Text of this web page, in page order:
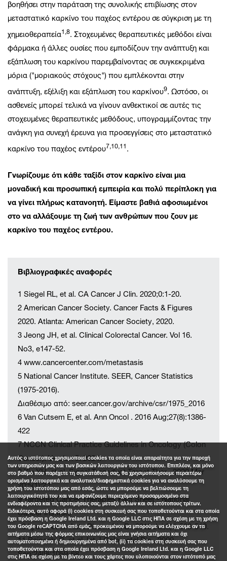
βοηθήσει στην παράταση της συνολικής επιβίωσης στον
μεταστατικό καρκίνο του παχέος εντέρου σε σύγκριση με τη
χημειοθεραπεία1,8. Στοχευμένες θεραπευτικές μεθόδοι είναι
φάρμακα ή άλλες ουσίες που εμποδίζουν την ανάπτυξη και
εξάπλωση του καρκίνου παρεμβαίνοντας σε συγκεκριμένα
μόρια ("μοριακούς στόχους") που εμπλέκονται στην
ανάπτυξη, εξέλιξη και εξάπλωση του καρκίνου9. Ωστόσο, οι
ασθενείς μπορεί τελικά να γίνουν ανθεκτικοί σε αυτές τις
στοχευμένες θεραπευτικές μεθόδους, υπογραμμίζοντας την
ανάγκη για συνεχή έρευνα για προσεγγίσεις στο μεταστατικό
καρκίνο του παχέος εντέρου7,10,11 .
Γνωρίζουμε ότι κάθε ταξίδι στον καρκίνο είναι μια
μοναδική και προσωπική εμπειρία και πολύ περίπλοκη για
να γίνει πλήρως κατανοητή. Είμαστε βαθιά αφοσιωμένοι
στο να αλλάξουμε τη ζωή των ανθρώπων που ζουν με
καρκίνο του παχέος εντέρου.
Βιβλιογραφικές αναφορές
1 Siegel RL, et al. CA Cancer J Clin. 2020;0:1-20.
2 American Cancer Society. Cancer Facts & Figures
2020. Atlanta: American Cancer Society, 2020.
3 Jeong JH, et al. Clinical Colorectal Cancer. Vol 16.
No3, e147-52.
4 www.cancercenter.com/metastasis
5 National Cancer Institute. SEER, Cancer Statistics
(1975-2016).
Διαθέσιμο από: seer.cancer.gov/archive/csr/1975_2016
6 Van Cutsem E, et al. Ann Oncol . 2016 Aug;27(8):1386-
422
7 NCCN Clinical Practice Guidelines in Oncology (Colon
Cancer). Version 5. 2024.
8 Xie YH, et al. Signal Transduct Target Ther . 2020 Mar
20;5(1):22.
9 Targeted Cancer Therapies Fact Sheet - National
Cancer Institute
10 Lyu H, et al. Acta Pharm Sin B . 2018 Jul;8(4):503-510.
11 Baiocchi G, et al. Int J Colorectal Dis . 2009
Sep;24(9):1059-68.
Αυτός ο ιστότοπος χρησιμοποιεί cookies τα οποία είναι απαραίτητα για την παροχή
των υπηρεσιών μας και των βασικών λειτουργιών του ιστότοπου. Επιπλέον, και μόνο
στο βαθμό που παρέχετε τη συγκατάθεσή σας, θα χρησιμοποιήσουμε περαιτέρω
ορισμένα λειτουργικά και αναλυτικά/διαφημιστικά cookies για να αναλύσουμε τη
χρήση του ιστοτόπου μας από εσάς, ώστε να μπορούμε να βελτιώσουμε τη
λειτουργικότητά του και να εμφανίζουμε περιεχόμενο προσαρμοσμένο στα
ενδιαφέροντα και τις προτιμήσεις σας, μεταξύ άλλων και σε ιστότοπους τρίτων.
Ειδικότερα, αυτό αφορά (i) cookies στη συσκευή σας που τοποθετούνται και στα οποία
έχει πρόσβαση η Google Ireland Ltd. και η Google LLC στις ΗΠΑ σε σχέση με τη χρήση
του Google reCAPTCHA από εμάς, προκειμένου να μπορούμε να ελέγχουμε αν τα
αιτήματα μέσω της φόρμας επικοινωνίας μας είναι γνήσια αιτήματα και όχι
αυτοματοποιημένα ή δημιουργημένα από bot, (ii) τα cookies στη συσκευή σας που
τοποθετούνται και στα οποία έχει πρόσβαση η Google Ireland Ltd. και η Google LLC
στις ΗΠΑ σε σχέση με τα βίντεο και τους χάρτες που υλοποιούνται στον ιστότοπό μας